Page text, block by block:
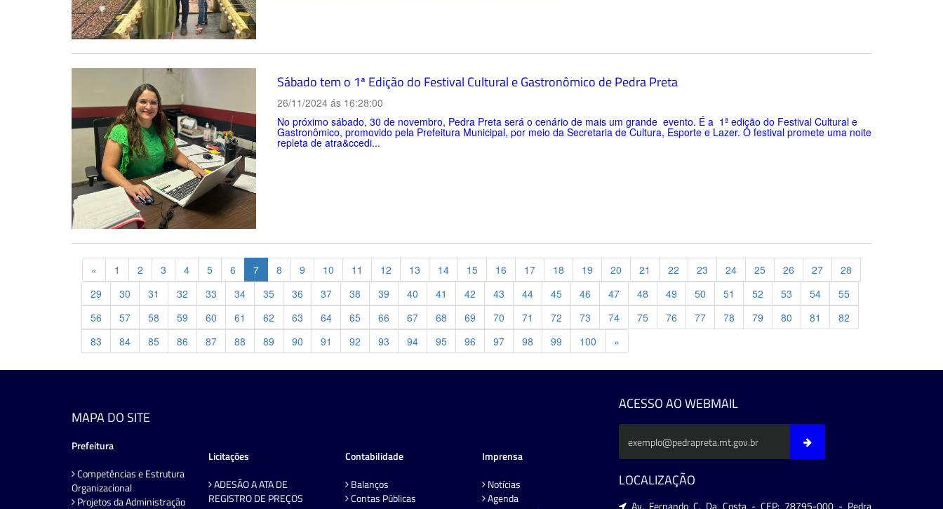
Sábado tem o 1ª Edição do Festival Cultural e Gastronômico de Pedra Preta
26/11/2024 ás 16:28:00
No próximo sábado, 30 de novembro, Pedra Preta será o cenário de mais um grande evento. É a 1ª edição do Festival Cultural e
Gastronômico, promovido pela Prefeitura Municipal, por meio da Secretaria de Cultura, Esporte e Lazer. O festival promete uma noite
repleta de atra&ccedi...
« Previous
1 2 3 4 5 6 7 8 9 10 11 12 13 14 15 16 17 18 19 20 21 22 23 24 25 26 27
28
29
30 31 32 33 34 35 36 37 38 39 40 41 42 43 44 45 46 47 48 49 50 51 52 53 54
55
56
57 58 59 60 61 62 63 64 65 66 67 68 69 70 71 72 73 74 75 76 77 78 79 80 81
82
83
84 85 86 87 88 89 90 91 92 93 94 95 96 97 98 99 100 »
MAPA DO SITE
Prefeitura
Competências e Estrutura
Organizacional
Projetos da Administração
Licitações
ADESÃO A ATA DE
REGISTRO DE PREÇOS
Contabilidade
Balanços
Contas Públicas
Imprensa
Notícias
Agenda
ACESSO AO WEBMAIL
LOCALIZAÇÃO